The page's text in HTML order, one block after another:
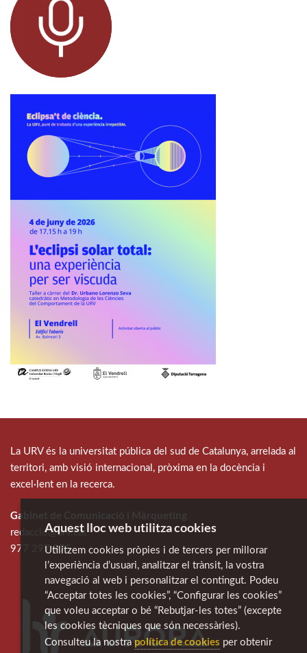
La URV és la universitat pública del sud de Catalunya, arrelada al
territori, amb visió internacional, pròxima en la docència i
excel·lent en la recerca.
Gabinet de Comunicació i Màrqueting
redaccio@urv.cat
977 297 975
Aquest lloc web utilitza cookies
Utilitzem cookies pròpies i de tercers per millorar
l’experiència d’usuari, analitzar el trànsit, la vostra
navegació al web i personalitzar el contingut. Podeu
“Acceptar totes les cookies”, “Configurar les cookies”
que voleu acceptar o bé “Rebutjar-les totes” (excepte
les cookies tècniques que són necessàries).
Consulteu la nostra política de cookies per obtenir